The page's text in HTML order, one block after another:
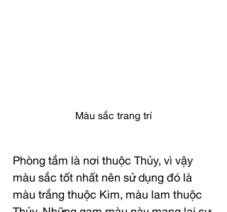
Màu sắc trang trí
Phòng tắm là nơi thuộc Thủy, vì vậy
màu sắc tốt nhất nên sử dụng đó là
màu trắng thuộc Kim, màu lam thuộc